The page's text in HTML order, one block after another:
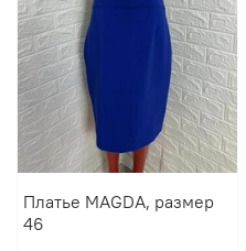
Платье MAGDA, размер
46